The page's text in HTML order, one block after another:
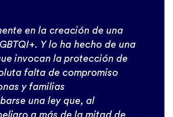
en la creación de una
Y lo ha hecho de una
invocan la protección de
falta de compromiso
y familias
una ley que, al
a más de la mitad de